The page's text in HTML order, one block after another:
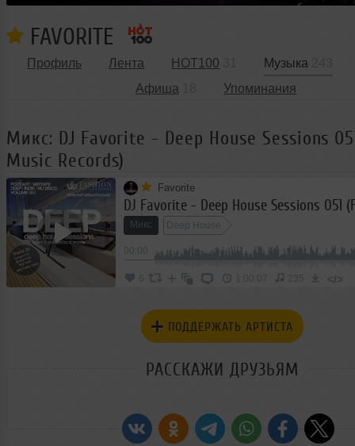
FAVORITE
Профиль Лента HOT100 Музыка
Афиша
Упоминания
Микс: DJ Favorite - Deep House Sessions
Music Records)
Favorite
Микс Deep House
6 1:00:07 235 </>
ПОДДЕРЖАТЬ АРТИСТА
РАССКАЖИ ДРУЗЬЯМ